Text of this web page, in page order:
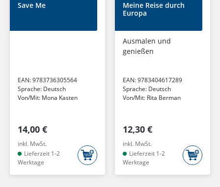
Save Me
EAN:9783736305564
Sprache: Deutsch
Von/Mit: Mona Kasten
14,00 €
inkl. MwSt.
Lieferzeit 1-2
Werktage
Meine Reise durch
Europa
Ausmalen und
genießen
EAN:9783404617289
Sprache: Deutsch
Von/Mit: Rita Berman
12,30 €
inkl. MwSt.
Lieferzeit 1-2
Werktage